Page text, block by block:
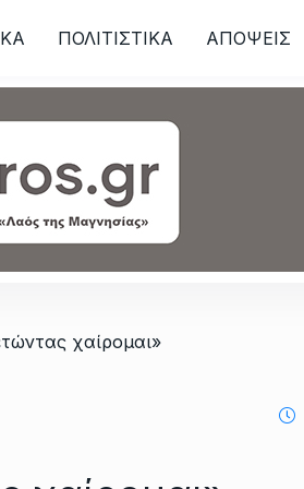
ΠΟΛΙΤΙΣΤΙΚΑ ΑΠΟΨΕΙΣ
χαίρομαι»